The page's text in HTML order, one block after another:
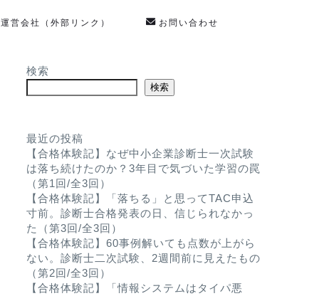
運営会社（外部リンク） お問い合わせ
検索
検索
最近の投稿
【合格体験記】なぜ中小企業診断士一次試験
は落ち続けたのか？3年目で気づいた学習の罠
（第1回/全3回）
【合格体験記】「落ちる」と思ってTAC申込
寸前。診断士合格発表の日、信じられなかっ
た（第3回/全3回）
【合格体験記】60事例解いても点数が上がら
ない。診断士二次試験、2週間前に見えたもの
（第2回/全3回）
【合格体験記】「情報システムはタイパ悪